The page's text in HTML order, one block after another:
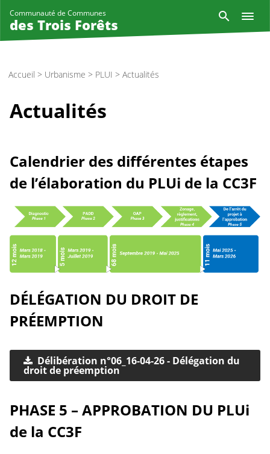
Communauté de Communes
des Trois Forêts
Accueil > Urbanisme > PLUI > Actualités
Actualités
Calendrier des différentes étapes
de l’élaboration du PLUi de la CC3F
DÉLÉGATION DU DROIT DE
PRÉEMPTION
Délibération n°06_16-04-26 - Délégation du
droit de préemption
PHASE 5 – APPROBATION DU PLUi
de la CC3F